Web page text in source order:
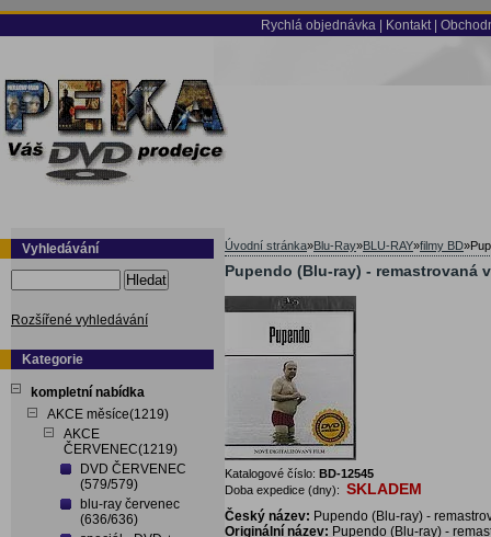
Rychlá objednávka Kontakt
Vyhledávání
Hledat
Rozšířené vyhledávání
Kategorie
kompletní nabídka
AKCE měsíce(1219)
AKCE
ČERVENEC(1219)
DVD ČERVENEC
(579/579)
blu-ray červenec
(636/636)
Úvodní stránka»Blu-Ray»BLU-RAY»filmy BD»
Pupendo (Blu-ray) - remastrovaná
Katalogové číslo: BD-12545
Doba expedice (dny): SKLADEM
Český název: Pupendo (Blu-ray) -
Originální název: Pupendo (Blu-ray) -